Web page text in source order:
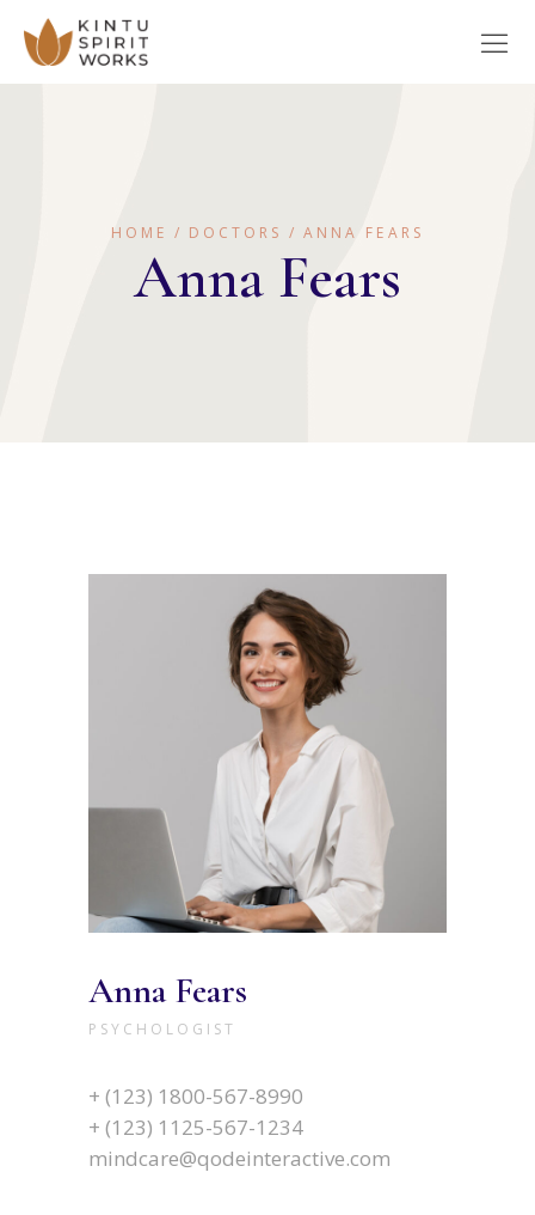
HOME DOCTORS ANNA FEARS
Anna Fears
Anna Fears
PSYCHOLOGIST
+ (123) 1800-567-8990
+ (123) 1125-567-1234
mindcare@qodeinteractive.com